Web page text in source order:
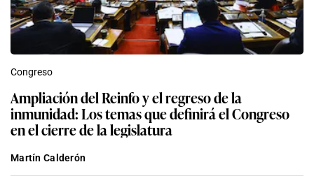
Congreso
Ampliación del Reinfo y el regreso de la
inmunidad: Los temas que definirá el Congreso
en el cierre de la legislatura
Martín Calderón